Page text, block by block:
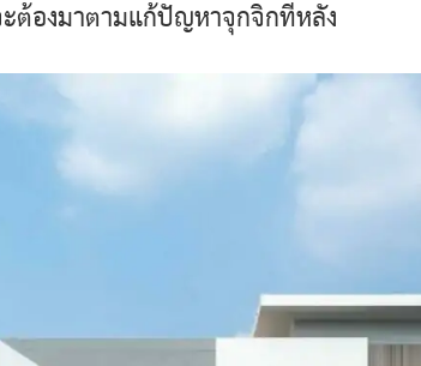
ะต้องมาตามแก้ปัญหาจุกจิกทีหลัง